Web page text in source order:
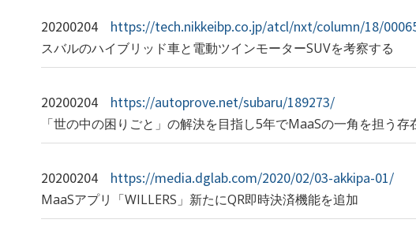
20200204 https://tech.nikkeibp.co.jp/atcl/nxt/column/18/
スバルのハイブリッド車と電動ツインモーターSUVを考察する
20200204 https://autoprove.net/subaru/189273/
「世の中の困りごと」の解決を目指し5年でMaaSの一角を担う存
20200204 https://media.dglab.com/2020/02/03-akkipa-01/
MaaSアプリ「WILLERS」新たにQR即時決済機能を追加